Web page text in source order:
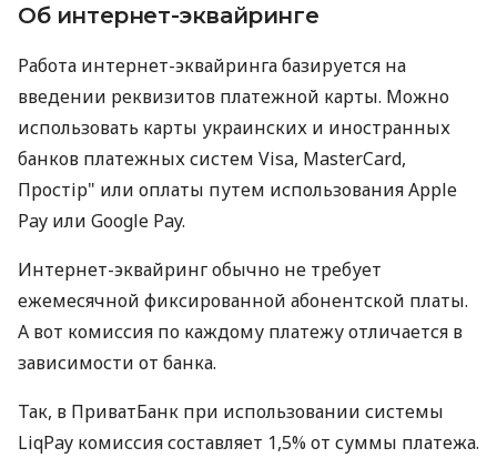
Об интернет-эквайринге
Работа интернет-эквайринга базируется на
введении реквизитов платежной карты. Можно
использовать карты украинских и иностранных
банков платежных систем Visa, MasterCard,
Простір" или оплаты путем использования Apple
Pay или Google Pay.
Интернет-эквайринг обычно не требует
ежемесячной фиксированной абонентской платы.
А вот комиссия по каждому платежу отличается в
зависимости от банка.
Так, в ПриватБанк при использовании системы
LiqPay комиссия составляет 1,5% от суммы платежа.